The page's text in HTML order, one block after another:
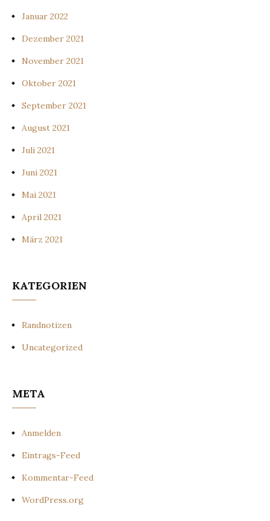
Januar 2022
Dezember 2021
November 2021
Oktober 2021
September 2021
August 2021
Juli 2021
Juni 2021
Mai 2021
April 2021
März 2021
KATEGORIEN
Randnotizen
Uncategorized
META
Anmelden
Eintrags-Feed
Kommentar-Feed
WordPress.org